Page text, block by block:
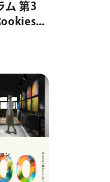
ム 第3
集開
するため